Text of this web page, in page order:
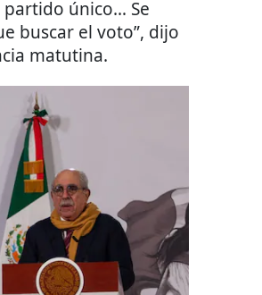
único… Se
buscar el voto”, dijo
matutina.